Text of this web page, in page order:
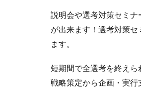
説明会や選考対策セミ
が出来ます！選考対策
ます。
短期間で全選考を終え
戦略策定から企画・実